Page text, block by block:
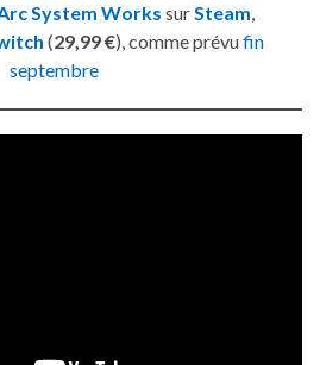
System Works surSteam,
(29,99 €), comme prévufin
septembre